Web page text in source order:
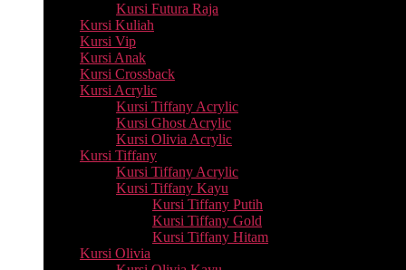
Kursi Futura Raja
Kursi Kuliah
Kursi Vip
Kursi Anak
Kursi Crossback
Kursi Acrylic
Kursi Tiffany Acrylic
Kursi Ghost Acrylic
Kursi Olivia Acrylic
Kursi Tiffany
Kursi Tiffany Acrylic
Kursi Tiffany Kayu
Kursi Tiffany Putih
Kursi Tiffany Gold
Kursi Tiffany Hitam
Kursi Olivia